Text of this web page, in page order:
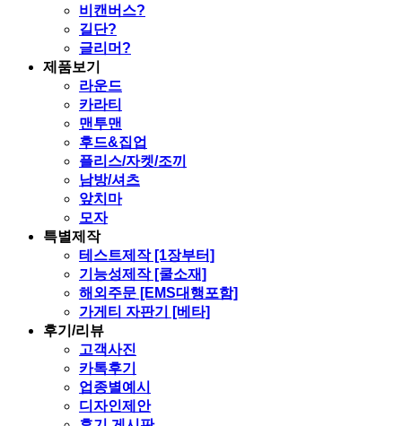
비캔버스?
길단?
글리머?
제품보기
라운드
카라티
맨투맨
후드&집업
플리스/자켓/조끼
남방/셔츠
앞치마
모자
특별제작
테스트제작 [1장부터]
기능성제작 [쿨소재]
해외주문 [EMS대행포함]
가게티 자판기 [베타]
후기/리뷰
고객사진
카톡후기
업종별예시
디자인제안